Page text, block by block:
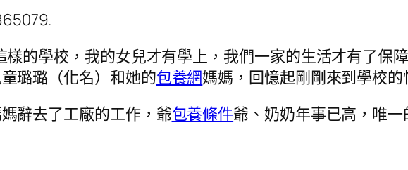
的學校，我的女兒才有學上，我們一家的生活才有了保
璐璐（化名）和她的包養網媽媽，回憶起剛剛來到學校
辭去了工廠的工作，爺包養條件爺、奶奶年事已高，唯